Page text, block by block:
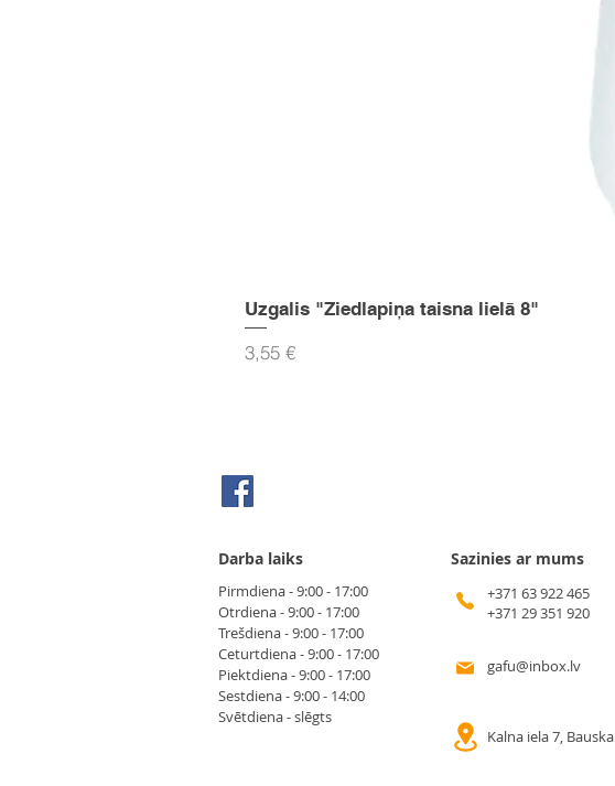
Uzgalis "Ziedlapiņa taisna lielā 8"
Cena
3,55 €
Darba laiks
Pirmdiena - 9:00 - 17:00
Otrdiena - 9:00 - 17:00
Trešdiena - 9:00 - 17:00
Ceturtdiena - 9:00 - 17:00
Piektdiena - 9:00 - 17:00
Sestdiena - 9:00 - 14:00
Svētdiena - slēgts
Sazinies ar mums
+371 63 922 465
+371 29 351 920
gafu@inbox.lv
Kalna iela 7, Bauska